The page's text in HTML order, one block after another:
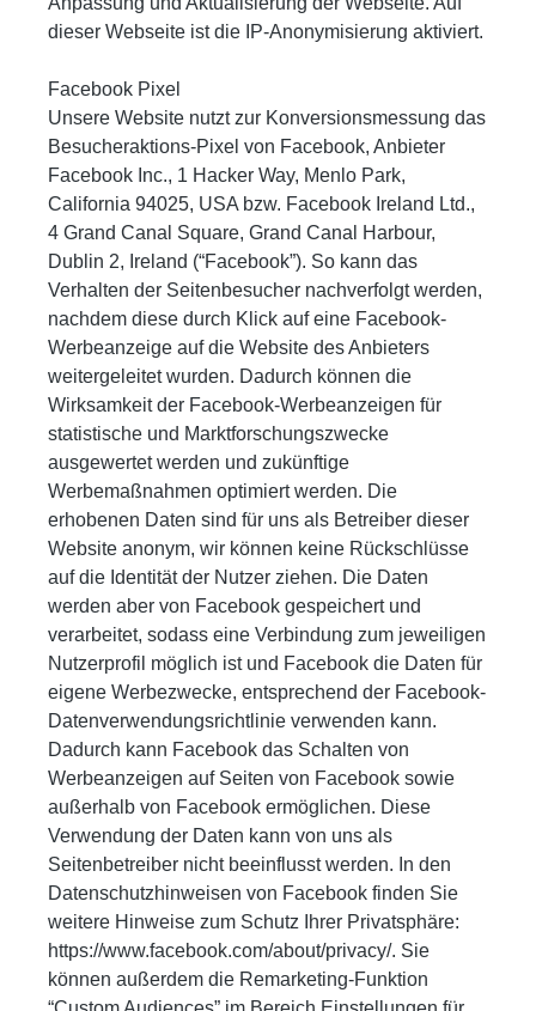
dieser Webseite ist die IP-Anonymisierung aktiviert.
Facebook Pixel
Unsere Website nutzt zur Konversionsmessung das
Besucheraktions-Pixel von Facebook, Anbieter
Facebook Inc., 1 Hacker Way, Menlo Park,
California 94025, USA bzw. Facebook Ireland Ltd.,
4 Grand Canal Square, Grand Canal Harbour,
Dublin 2, Ireland (“Facebook”). So kann das
Verhalten der Seitenbesucher nachverfolgt werden,
nachdem diese durch Klick auf eine Facebook-
Werbeanzeige auf die Website des Anbieters
weitergeleitet wurden. Dadurch können die
Wirksamkeit der Facebook-Werbeanzeigen für
statistische und Marktforschungszwecke
ausgewertet werden und zukünftige
Werbemaßnahmen optimiert werden. Die
erhobenen Daten sind für uns als Betreiber dieser
Website anonym, wir können keine Rückschlüsse
auf die Identität der Nutzer ziehen. Die Daten
werden aber von Facebook gespeichert und
verarbeitet, sodass eine Verbindung zum jeweiligen
Nutzerprofil möglich ist und Facebook die Daten für
eigene Werbezwecke, entsprechend der Facebook-
Datenverwendungsrichtlinie verwenden kann.
Dadurch kann Facebook das Schalten von
Werbeanzeigen auf Seiten von Facebook sowie
außerhalb von Facebook ermöglichen. Diese
Verwendung der Daten kann von uns als
Seitenbetreiber nicht beeinflusst werden. In den
Datenschutzhinweisen von Facebook finden Sie
weitere Hinweise zum Schutz Ihrer Privatsphäre:
https://www.facebook.com/about/privacy/. Sie
können außerdem die Remarketing-Funktion